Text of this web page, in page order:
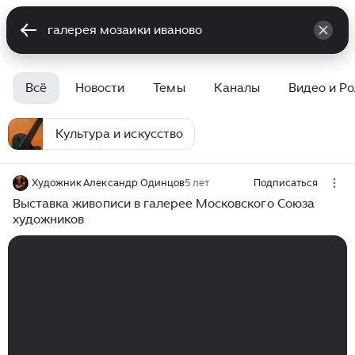
Всё Новости Темы Каналы Видео и
Культура и искусство
Художник Александр Одинцов5 лет Подписаться
Выставка живописи в галерее Московского Союза
художников